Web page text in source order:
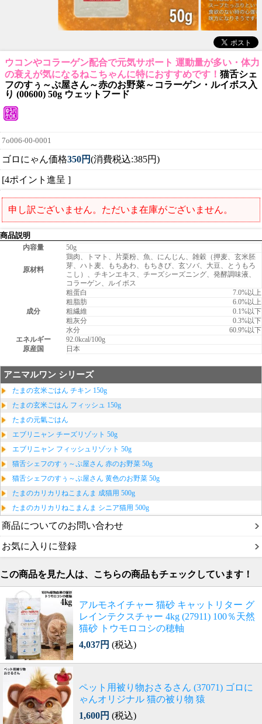
ウコンやコラーゲン配合で元気サポート 運動量が多い・体力
の衰えが気になるねこちゃんに特におすすめです！ 猫舌シェ
フのすぅ～ぷ屋さん～赤のお野菜～コラーゲン・ルイボス入
り (00600) 50g ウェットフード
7o006-00-0001
ゴロにゃん価格350円(消費税込:385円)
[4ポイント進呈 ]
申し訳ございません。ただいま在庫がございません。
商品説明
内容量
50g
原材料
鶏肉、トマト、片栗粉、魚、にんじん、雑穀（押麦、玄米胚
芽、ハト麦、もちあわ、もちきび、玄ソバ、大豆、とうもろ
こし）、チキンエキス、チーズシーズニング、発酵調味液、
コラーゲン、ルイボス
成分
粗蛋白
7.0%以上
粗脂肪
6.0%以上
粗繊維
0.1%以下
粗灰分
0.3%以下
水分
60.9%以下
エネルギー
92.0kcal/100g
原産国
日本
アニマルワン シリーズ
たまの玄米ごはん チキン 150g
たまの玄米ごはん フィッシュ 150g
たまの元氣ごはん
エブリニャン チーズリゾット 50g
エブリニャン フィッシュリゾット 50g
猫舌シェフのすぅ～ぷ屋さん 赤のお野菜 50g
猫舌シェフのすぅ～ぷ屋さん 黄色のお野菜 50g
たまのカリカリねこまんま 成猫用 500g
たまのカリカリねこまんま シニア猫用 500g
商品についてのお問い合わせ
お気に入りに登録
この商品を見た人は、こちらの商品もチェックしています！
アルモネイチャー 猫砂 キャットリター グ
レインテクスチャー 4kg (27911) 100％天然
猫砂 トウモロコシの穂軸
4,037円 (税込)
ペット用被り物おさるさん (37071) ゴロに
ゃんオリジナル 猫の被り物 猿
1,600円 (税込)